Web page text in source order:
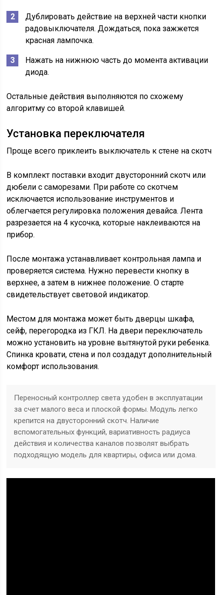
Дублировать действие на верхней части кнопки
радовыключателя. Дождаться, пока зажжется
красная лампочка.
Нажать на нижнюю часть до момента активации
диода.
Остальные действия выполняются по схожему
алгоритму со второй клавишей.
Установка переключателя
Проще всего приклеить выключатель к стене на скотч
В комплект поставки входит двусторонний скотч или
дюбели с саморезами. При работе со скотчем
исключается использование инструментов и
облегчается регулировка положения девайса. Лента
разрезается на 4 кусочка, которые наклеиваются на
прибор.
После монтажа устанавливает контрольная лампа и
проверяется система. Нужно перевести кнопку в
верхнее, а затем в нижнее положение. О старте
свидетельствует световой индикатор.
Местом для монтажа может быть дверцы шкафа,
сейф, перегородка из ГКЛ. На двери переключатель
можно установить на уровне вытянутой руки ребенка.
Спинка кровати, стена и пол создадут дополнительный
комфорт использования.
Переносный контроллер света удобен в эксплуатации
за счет малого веса и плоской формы. Модуль легко
крепится на двусторонний скотч. Наличие
вспомогательных функций, вариативность радиуса
действия и количества каналов позволят выбрать
подходящую модель для квартиры, офиса или дома.